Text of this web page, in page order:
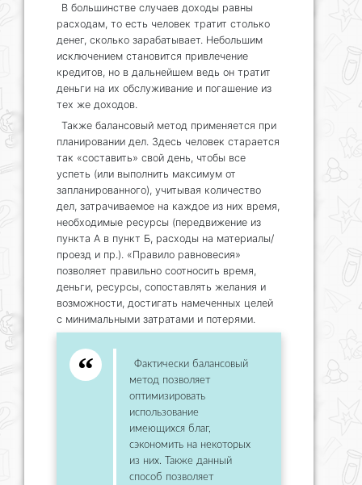
В большинстве случаев доходы равны
расходам, то есть человек тратит столько
денег, сколько зарабатывает. Небольшим
исключением становится привлечение
кредитов, но в дальнейшем ведь он тратит
деньги на их обслуживание и погашение из
тех же доходов.
Также балансовый метод применяется при
планировании дел. Здесь человек старается
так «составить» свой день, чтобы все
успеть (или выполнить максимум от
запланированного), учитывая количество
дел, затрачиваемое на каждое из них время,
необходимые ресурсы (передвижение из
пункта А в пункт Б, расходы на материалы/
проезд и пр.). «Правило равновесия»
позволяет правильно соотносить время,
деньги, ресурсы, сопоставлять желания и
возможности, достигать намеченных целей
с минимальными затратами и потерями.
Фактически балансовый
метод позволяет
оптимизировать
использование
имеющихся благ,
сэкономить на некоторых
из них. Также данный
способ позволяет